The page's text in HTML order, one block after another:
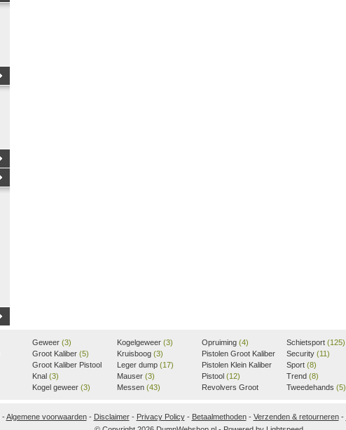
Geweer (3)
Groot Kaliber (5)
Groot Kaliber Pistool
(3)
Knal (3)
Kogel geweer (3)
Kogelgeweer (3)
Kruisboog (3)
Leger dump (17)
Mauser (3)
Messen (43)
Opruiming (4)
Pistolen Groot Kaliber
(11)
Pistolen Klein Kaliber
(10)
Pistool (12)
Revolvers Groot
Schietsport (125)
Security (11)
Sport (8)
Trend (8)
Tweedehands (5)
-Algemene voorwaarden- Disclaimer- Privacy Policy- Betaalmethoden- Verzenden & retourneren-